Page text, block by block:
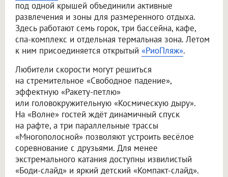
под одной крышей объединили активные
развлечения и зоны для размеренного отдыха.
Здесь работают семь горок, три бассейна, кафе,
спа-комплекс и отдельная термальная зона. Летом
к ним присоединяется открытый «РиоПляж».
Любители скорости могут решиться
на стремительное «Свободное падение»,
эффектную «Ракету-петлю»
или головокружительную «Космическую дыру».
На «Волне» гостей ждёт динамичный спуск
на рафте, а три параллельные трассы
«Многополосной» позволяют устроить весёлое
соревнование с друзьями. Для менее
экстремального катания доступны извилистый
«Боди-слайд» и яркий детский «Компакт-слайд».